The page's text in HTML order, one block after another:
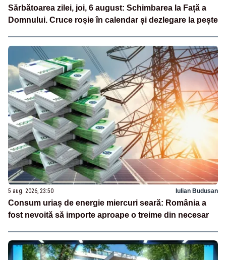
Sărbătoarea zilei, joi, 6 august: Schimbarea la Față a
Domnului. Cruce roșie în calendar și dezlegare la pește
5 aug. 2026, 23:50 Iulian Budusan
Consum uriaș de energie miercuri seară: România a
fost nevoită să importe aproape o treime din necesar